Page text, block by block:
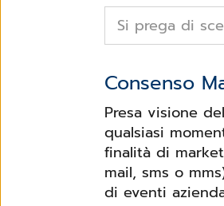
Si prega di
Consenso
Presa visione
qualsiasi
finalità di
mail, sms o
di eventi